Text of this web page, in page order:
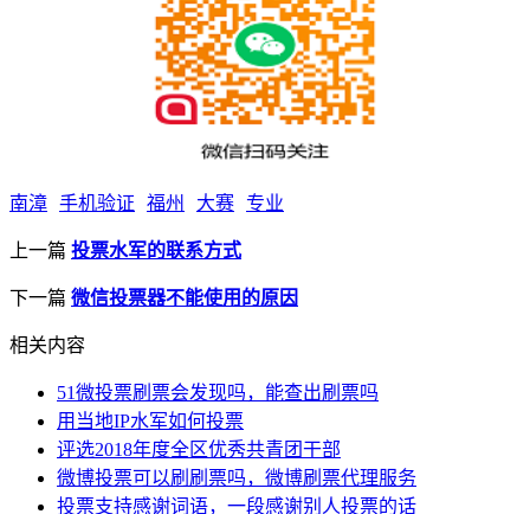
南漳 手机验证 福州 大赛 专业
上一篇 投票水军的联系方式
下一篇 微信投票器不能使用的原因
相关内容
51微投票刷票会发现吗，能查出刷票吗
用当地IP水军如何投票
评选2018年度全区优秀共青团干部
微博投票可以刷刷票吗，微博刷票代理服务
投票支持感谢词语，一段感谢别人投票的话